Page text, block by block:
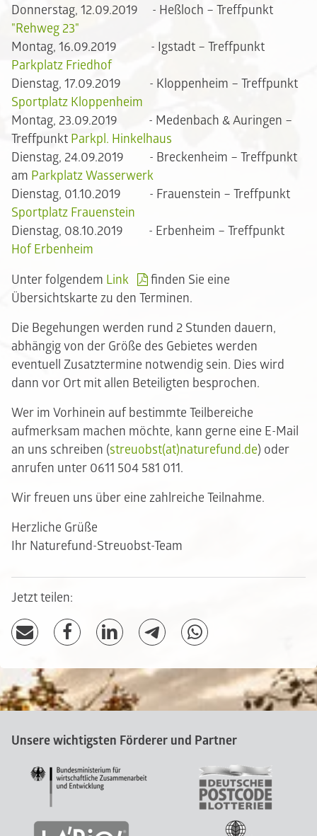
Donnerstag, 12.09.2019 - Heßloch – Treffpunkt
"Rehweg 23"
Montag, 16.09.2019 - Igstadt – Treffpunkt
Parkplatz Friedhof
Dienstag, 17.09.2019 - Kloppenheim – Treffpunkt
Sportplatz Kloppenheim
Montag, 23.09.2019 - Medenbach & Auringen –
Treffpunkt Parkpl. Hinkelhaus
Dienstag, 24.09.2019 - Breckenheim – Treffpunkt
am Parkplatz Wasserwerk
Dienstag, 01.10.2019 - Frauenstein – Treffpunkt
Sportplatz Frauenstein
Dienstag, 08.10.2019 - Erbenheim – Treffpunkt
Hof Erbenheim
Unter folgendem Link
finden Sie eine
Übersichtskarte zu den Terminen.
Die Begehungen werden rund 2 Stunden dauern,
abhängig von der Größe des Gebietes werden
eventuell Zusatztermine notwendig sein. Dies wird
dann vor Ort mit allen Beteiligten besprochen.
Wer im Vorhinein auf bestimmte Teilbereiche
aufmerksam machen möchte, kann gerne eine E-Mail
an uns schreiben (streuobst(at)naturefund.de) oder
anrufen unter 0611 504 581 011.
Wir freuen uns über eine zahlreiche Teilnahme.
Herzliche Grüße
Ihr Naturefund-Streuobst-Team
Jetzt teilen:
Unsere wichtigsten Förderer und Partner